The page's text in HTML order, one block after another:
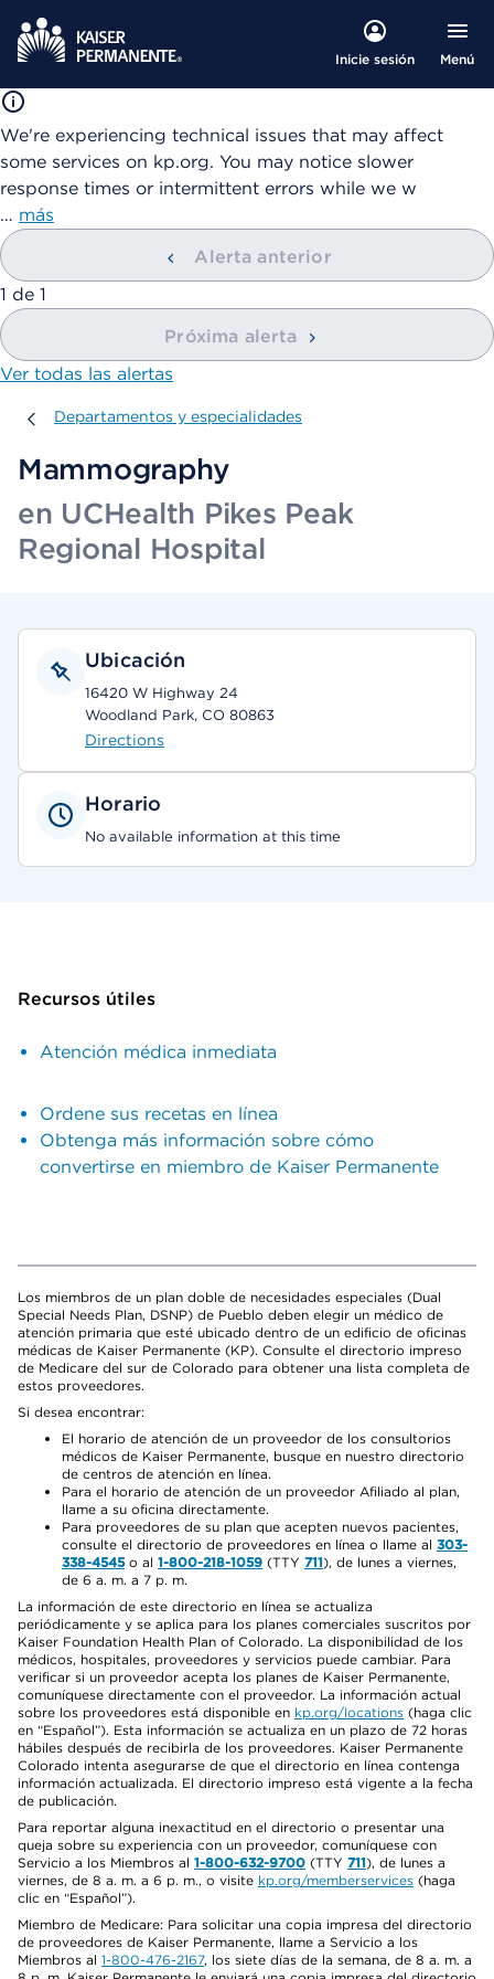
Inicie sesión Menú
We're experiencing technical issues that may affect
some services on kp.org. You may notice slower
response times or intermittent errors while we w
… más
Alerta anterior
mostrando
1 de 1
Próxima alerta
Ver todas las alertas
Departamentos y especialidades
Departamentos y especialidades
Mammography
en UCHealth Pikes Peak
Regional Hospital
Ubicación
16420 W Highway 24
Woodland Park, CO 80863
Directions
Horario
No available information at this time
Recursos útiles
Atención médica inmediata
Ordene sus recetas en línea
Obtenga más información sobre cómo
convertirse en miembro de Kaiser Permanente
Los miembros de un plan doble de necesidades especiales (Dual
Special Needs Plan, DSNP) de Pueblo deben elegir un médico de
atención primaria que esté ubicado dentro de un edificio de oficinas
médicas de Kaiser Permanente (KP). Consulte el directorio impreso
de Medicare del sur de Colorado para obtener una lista completa de
estos proveedores.
Si desea encontrar:
El horario de atención de un proveedor de los consultorios
médicos de Kaiser Permanente, busque en nuestro directorio
de centros de atención en línea.
Para el horario de atención de un proveedor Afiliado al plan,
llame a su oficina directamente.
Para proveedores de su plan que acepten nuevos pacientes,
consulte el directorio de proveedores en línea o llame al 303-
338-4545o al 1-800-218-1059 (TTY 711), de lunes a viernes,
de 6 a. m. a 7 p. m.
La información de este directorio en línea se actualiza
periódicamente y se aplica para los planes comerciales suscritos por
Kaiser Foundation Health Plan of Colorado. La disponibilidad de los
médicos, hospitales, proveedores y servicios puede cambiar. Para
verificar si un proveedor acepta los planes de Kaiser Permanente,
comuníquese directamente con el proveedor. La información actual
sobre los proveedores está disponible en kp.org/locations (haga clic
en “Español”). Esta información se actualiza en un plazo de 72 horas
hábiles después de recibirla de los proveedores. Kaiser Permanente
Colorado intenta asegurarse de que el directorio en línea contenga
información actualizada. El directorio impreso está vigente a la fecha
de publicación.
Para reportar alguna inexactitud en el directorio o presentar una
queja sobre su experiencia con un proveedor, comuníquese con
Servicio a los Miembros al 1-800-632-9700 (TTY 711), de lunes a
viernes, de 8 a. m. a 6 p. m., o visite kp.org/memberservices (haga
clic en “Español”).
Miembro de Medicare: Para solicitar una copia impresa del directorio
de proveedores de Kaiser Permanente, llame a Servicio a los
Miembros al 1-800-476-2167, los siete días de la semana, de 8 a. m. a